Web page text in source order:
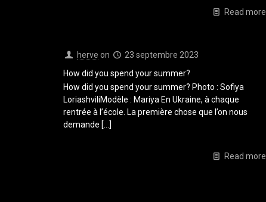
Read more
herve on
23 septembre 2023
How did you spend your summer?
How did you spend your summer? Photo : Sofiya
LoriashviliModèle : Mariya En Ukraine, à chaque
rentrée à l’école. La première chose que l’on nous
demande […]
Read more